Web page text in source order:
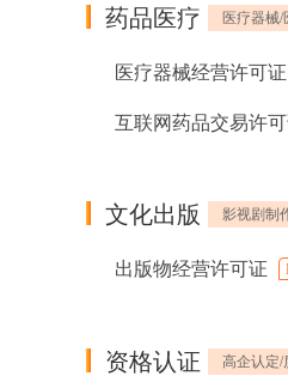
药品医疗 医疗器械/
医疗器械经营许可证
互联网药品交易许
文化出版 影视剧制
出版物经营许可证
资格认证 高企认定/